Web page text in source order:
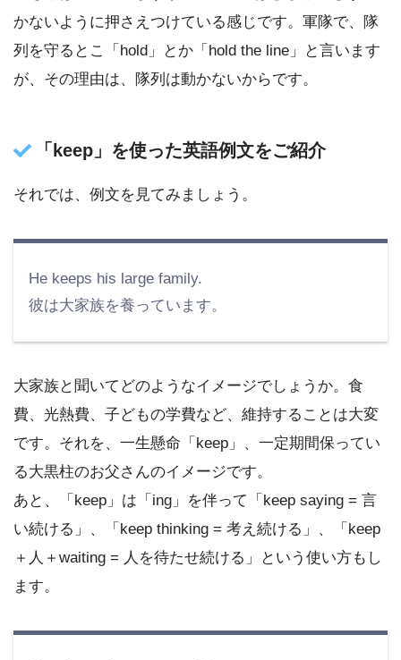
かないように押さえつけている感じです。軍隊で、隊
列を守るとこ「hold」とか「hold the line」と言います
が、その理由は、隊列は動かないからです。
「keep」を使った英語例文をご紹介
それでは、例文を見てみましょう。
He keeps his large family.
彼は大家族を養っています。
大家族と聞いてどのようなイメージでしょうか。食
費、光熱費、子どもの学費など、維持することは大変
です。それを、一生懸命「keep」、一定期間保ってい
る大黒柱のお父さんのイメージです。
あと、「keep」は「ing」を伴って「keep saying = 言
い続ける」、「keep thinking = 考え続ける」、「keep
＋人＋waiting = 人を待たせ続ける」という使い方もし
ます。